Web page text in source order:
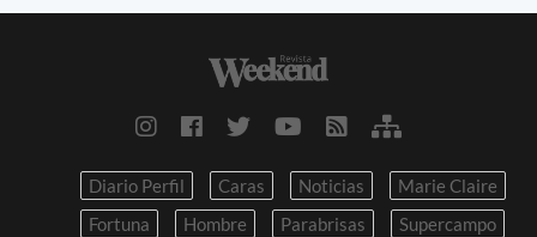
Diario Perfil Caras Noticias
Marie Claire
Fortuna
Hombre Parabrisas
Supercampo